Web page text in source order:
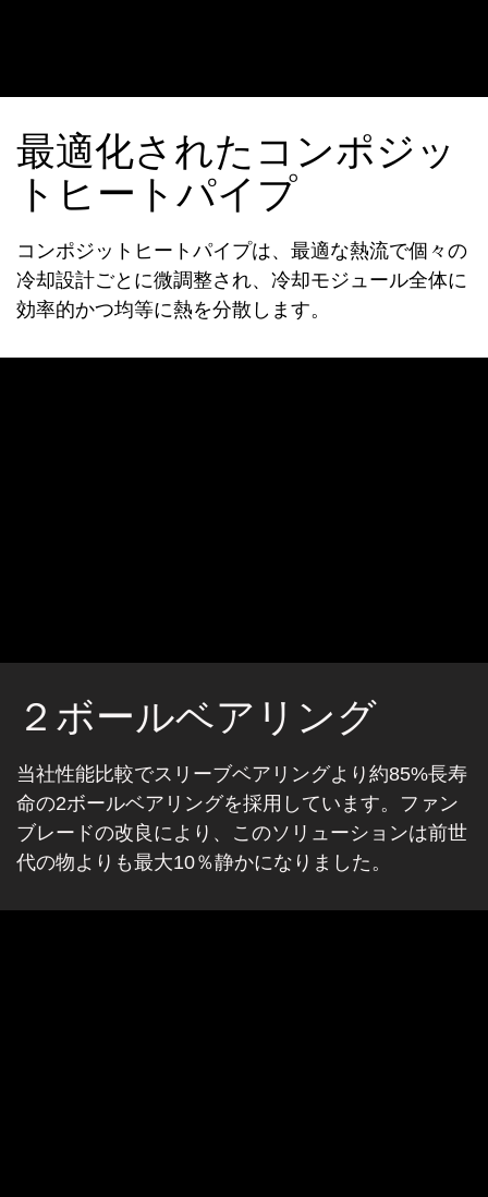
最適化されたコンポジッ
トヒートパイプ
コンポジットヒートパイプは、最適な熱流で個々の
冷却設計ごとに微調整され、冷却モジュール全体に
効率的かつ均等に熱を分散します。
２ボールベアリング
当社性能比較でスリーブベアリングより約85%長寿
命の2ボールベアリングを採用しています。ファン
ブレードの改良により、このソリューションは前世
代の物よりも最大10％静かになりました。